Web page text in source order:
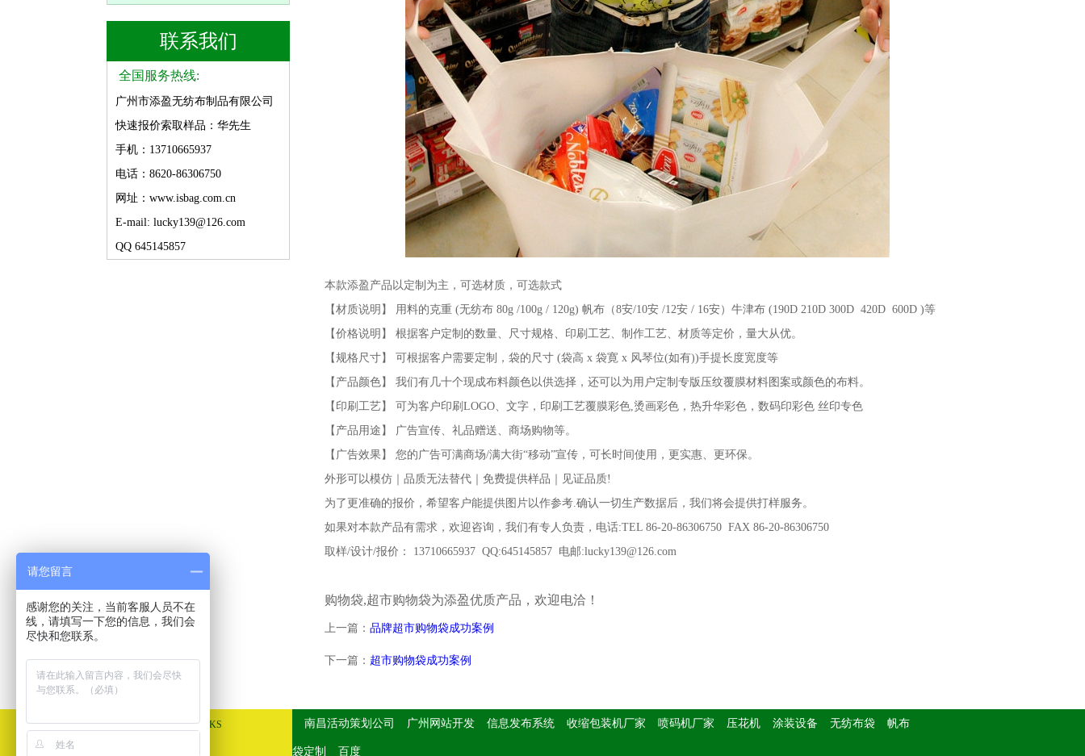
联系我们
全国服务热线:
广州市添盈无纺布制品有限公司
快速报价索取样品：华先生
手机：13710665937
电话：8620-86306750
网址：www.isbag.com.cn
E-mail: lucky139@126.com
QQ 645145857
本款添盈产品以定制为主，可选材质，可选款式
【材质说明】 用料的克重 (无纺布 80g /100g / 120g) 帆布（8安/10安 /12安 / 16安）牛津布 (190D 210D 300D 420D 600D )等
【价格说明】 根据客户定制的数量、尺寸规格、印刷工艺、制作工艺、材质等定价，量大从优。
【规格尺寸】 可根据客户需要定制，袋的尺寸 (袋高 x 袋寛 x 风琴位(如有))手提长度宽度等
【产品颜色】 我们有几十个现成布料颜色以供选择，还可以为用户定制专版压纹覆膜材料图案或颜色的布料。
【印刷工艺】 可为客户印刷LOGO、文字，印刷工艺覆膜彩色,烫画彩色，热升华彩色，数码印彩色 丝印专色
【产品用途】 广告宣传、礼品赠送、商场购物等。
【广告效果】 您的广告可满商场/满大街“移动”宣传，可长时间使用，更实惠、更环保。
外形可以模仿｜品质无法替代｜免费提供样品｜见证品质!
为了更准确的报价，希望客户能提供图片以作参考.确认一切生产数据后，我们将会提供打样服务。
如果对本款产品有需求，欢迎咨询，我们有专人负责，电话:TEL 86-20-86306750 FAX 86-20-86306750
取样/设计/报价： 13710665937 QQ:645145857 电邮:lucky139@126.com
购物袋,超市购物袋为添盈优质产品，欢迎电洽！
上一篇： 品牌超市购物袋成功案例
下一篇： 超市购物袋成功案例
友情链接 LINKS 南昌活动策划公司 广州网站开发 信息发布系统 收缩包装机厂家 喷码机厂家 压花机 涂装设备 无纺布袋 帆布
袋定制 百度
请您留言
感谢您的关注，当前客服人员不在
线，请填写一下您的信息，我们会
尽快和您联系。